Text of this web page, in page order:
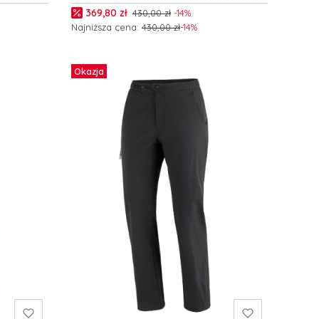
2.0 W C27501
Cena promocyjna
369,80 zł 430,00 zł -14%
Najniższa cena: 430,00 zł-14%
Okazja